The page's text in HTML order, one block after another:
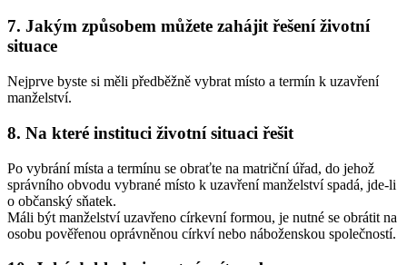
7. Jakým způsobem můžete zahájit řešení životní
situace
Nejprve byste si měli předběžně vybrat místo a termín k uzavření
manželství.
8. Na které instituci životní situaci řešit
Po vybrání místa a termínu se obraťte na matriční úřad, do jehož
správního obvodu vybrané místo k uzavření manželství spadá, jde-li
o občanský sňatek.
Máli být manželství uzavřeno církevní formou, je nutné se obrátit na
osobu pověřenou oprávněnou církví nebo náboženskou společností.